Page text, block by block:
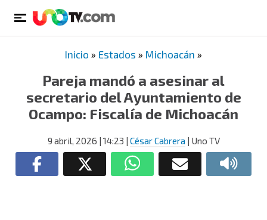
Inicio » Estados » Michoacán »
Pareja mandó a asesinar al
secretario del Ayuntamiento de
Ocampo: Fiscalía de Michoacán
9 abril, 2026 | 14:23 | César Cabrera | Uno TV